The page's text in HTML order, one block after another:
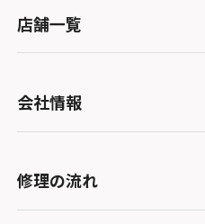
店舗一覧
北海道・東北
スマホスピタル大丸札幌
関東
スマホスピタル宇都宮
北陸・甲信越
会社情報
会社概要
修理の流れ